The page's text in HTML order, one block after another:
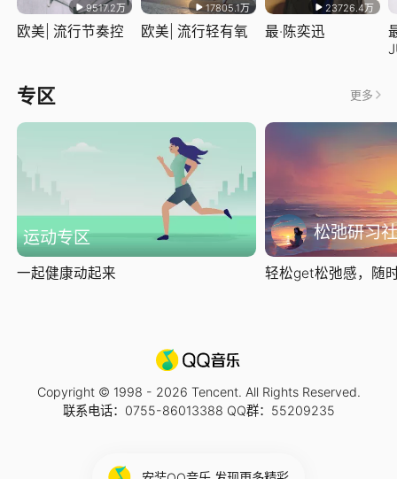
9517.2万
欧美| 流行节奏控
17805.1万
欧美| 流行轻有氧
23726.4万
最·陈奕迅
专区 更多
运动专区
一起健康动起来
松弛研习社
轻松get松弛感，随
Copyright © 1998 - 2026 Tencent. All Rights Reserved.
联系电话：0755-86013388 QQ群：55209235